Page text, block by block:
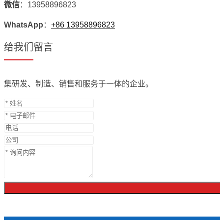
微信：13958896823
WhatsApp ： +86 13958896823
给我们留言
集研发、制造、销售和服务于一体的企业。